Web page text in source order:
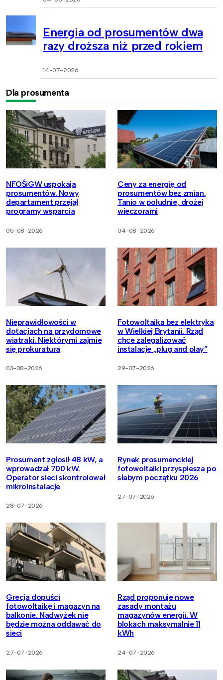
Energia od prosumentów dwa
razy droższa niż przed rokiem
14-07-2026
Dla prosumenta
NFOŚiGW uspokaja
prosumentów. Nowy
departament przejął
programy wsparcia
05-08-2026
Ceny za energię od
prosumentów bez zmian.
Tanio w południe, drożej
wieczorami
04-08-2026
Nieprawidłowości w
dotacjach na przydomowe
wiatraki. Niektórymi zajmie
się prokuratura
03-08-2026
Fotowoltaika bez elektryka
w Wielkiej Brytanii. Rząd
chce zalegalizować
instalacje „plug and play”
29-07-2026
Prosument zgłosił 48 kW, a
wprowadzał 700 kW.
Operator sieci skontrolował
mikroinstalacje
28-07-2026
Rynek prosumenckiej
fotowoltaiki przyspiesza po
słabym początku 2026
27-07-2026
Grecja dopuści
fotowoltaikę i magazyn na
balkonie. Nadwyżek nie
będzie można oddawać do
sieci
27-07-2026
Rząd proponuje nowe
zasady montażu
magazynów energii. W
blokach maksymalnie 11
kWh
24-07-2026